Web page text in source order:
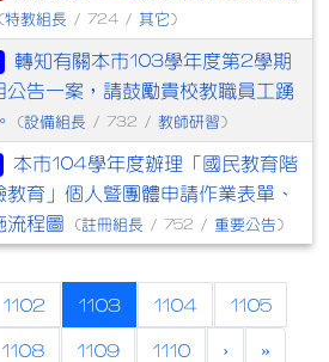
(特教組長 / 724 / 其它 )
轉知有關本市103學年度第2學期
告一案，請鼓勵貴校教職員工踴
(設備組長 / 732 / 教師研習 )
本市104學年度辦理「國民教育階
育」個人暨團體申請作業表單、
流程圖
(註冊組長 / 752 / 重要公告 )
1102 1103(current)
1104 1105
1108 1109 1110 › »